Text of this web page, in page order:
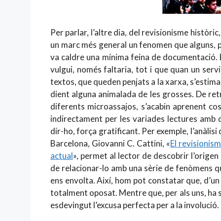
Per parlar, l’altre dia, del revisionisme
un marc més general un fenomen que
va caldre una mínima feina de
vulgui, només faltaria, tot i que quan un
textos, que queden penjats a la xarxa,
dient alguna animalada de les grosses. De
diferents microassajos, s’acabin aprenent
indirectament per les variades lectures amb
dir-ho, força gratificant. Per exemple,
Barcelona, Giovanni C. Cattini, «El
actual», permet al lector de descobrir
de relacionar-lo amb una sèrie de fenòmens
ens envolta. Així, hom pot constatar que,
totalment oposat. Mentre que, per als uns, ha
esdevingut l’excusa perfecta per a la involució.